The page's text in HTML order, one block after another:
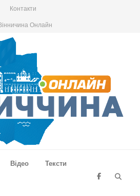
Контакти
Онлайн
Відео Тексти